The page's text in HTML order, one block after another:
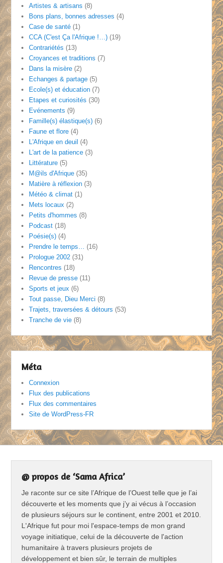
Artistes & artisans (8)
Bons plans, bonnes adresses (4)
Case de santé (1)
CCA (C'est Ça l'Afrique !…) (19)
Contrariétés (13)
Croyances et traditions (7)
Dans la misère (2)
Echanges & partage (5)
Ecole(s) et éducation (7)
Etapes et curiosités (30)
Evénements (9)
Famille(s) élastique(s) (6)
Faune et flore (4)
L'Afrique en deuil (4)
L'art de la patience (3)
Littérature (5)
M@ils d'Afrique (35)
Matière à réflexion (3)
Météo & climat (1)
Mets locaux (2)
Petits d'hommes (8)
Podcast (18)
Poésie(s) (4)
Prendre le temps…
(16)
Prologue 2002 (31)
Rencontres (18)
Revue de presse (11)
Sports et jeux (6)
Tout passe, Dieu Merci (8)
Trajets, traversées & détours (53)
Tranche de vie (8)
Méta
Connexion
Flux des publications
Flux des commentaires
Site de WordPress-FR
@ propos de ‘Sama Africa’
Je raconte sur ce site l’Afrique de l’Ouest telle que je l’ai
découverte et les moments que j’y ai vécus à l’occasion
de plusieurs séjours sur le continent, entre 2001 et 2010.
L'Afrique fut pour moi l'espace-temps de mon grand
voyage initiatique, celui de la découverte de l'action
humanitaire à travers plusieurs projets de
développement et bien sûr, le terrain de multiples